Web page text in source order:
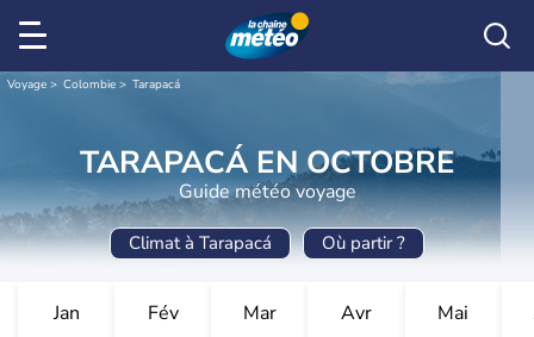
Voyage Colombie Tarapacá
TARAPACÁ EN OCTOBRE
Guide météo voyage
Climat à Tarapacá Où partir ?
Jan Fév Mar Avr Mai